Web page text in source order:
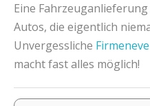
Eine
Autos, die eigentlich
Unvergessliche
macht fast alles möglich!